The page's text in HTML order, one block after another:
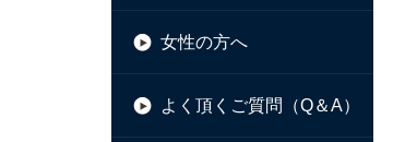
女性の方へ
よく頂くご質問（Q＆A）